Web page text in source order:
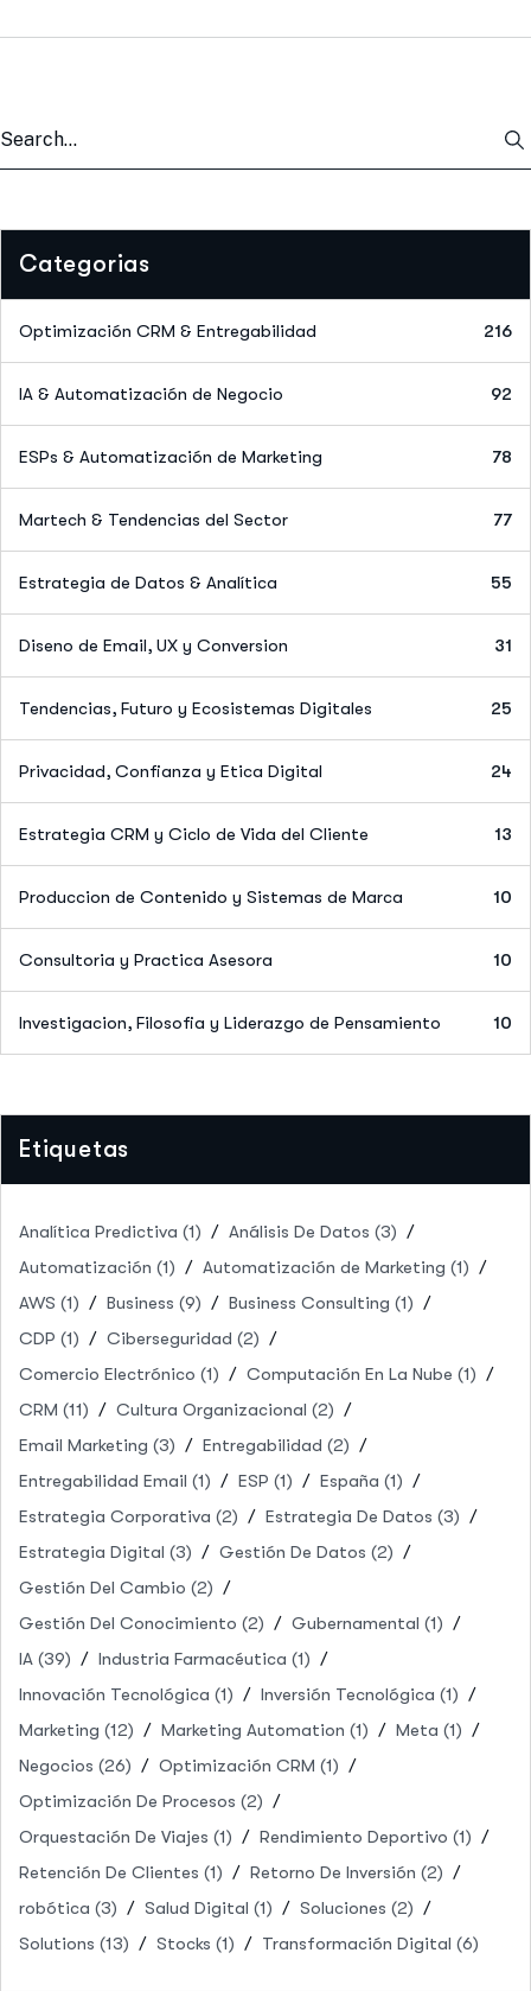
Categorias
Optimización CRM & Entregabilidad 216
IA & Automatización de Negocio 92
ESPs & Automatización de Marketing 78
Martech & Tendencias del Sector 77
Estrategia de Datos & Analítica 55
Diseno de Email, UX y Conversion 31
Tendencias, Futuro y Ecosistemas Digitales 25
Privacidad, Confianza y Etica Digital 24
Estrategia CRM y Ciclo de Vida del Cliente 13
Produccion de Contenido y Sistemas de Marca 10
Consultoria y Practica Asesora 10
Investigacion, Filosofia y Liderazgo de Pensamiento 10
Etiquetas
Analítica Predictiva (1) Análisis De Datos (3)
Automatización (1) Automatización de Marketing (1)
AWS (1) Business (9) Business Consulting (1)
CDP (1) Ciberseguridad (2)
Comercio Electrónico (1) Computación En La Nube (1)
CRM (11) Cultura Organizacional (2)
Email Marketing (3) Entregabilidad (2)
Entregabilidad Email (1) ESP (1) España (1)
Estrategia Corporativa (2) Estrategia De Datos (3)
Estrategia Digital (3) Gestión De Datos (2)
Gestión Del Cambio (2)
Gestión Del Conocimiento (2) Gubernamental (1)
IA (39) Industria Farmacéutica (1)
Innovación Tecnológica (1) Inversión Tecnológica (1)
Marketing (12) Marketing Automation (1) Meta (1)
Negocios (26) Optimización CRM (1)
Optimización De Procesos (2)
Orquestación De Viajes (1) Rendimiento Deportivo (1)
Retención De Clientes (1) Retorno De Inversión (2)
robótica (3) Salud Digital (1) Soluciones (2)
Solutions (13) Stocks (1) Transformación Digital (6)